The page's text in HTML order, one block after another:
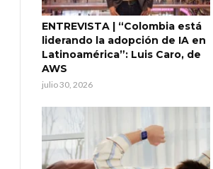
ENTREVISTA | “Colombia está
liderando la adopción de IA en
Latinoamérica”: Luis Caro, de
AWS
julio 30, 2026